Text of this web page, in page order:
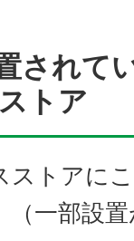
されて
トア
トアに
一部設